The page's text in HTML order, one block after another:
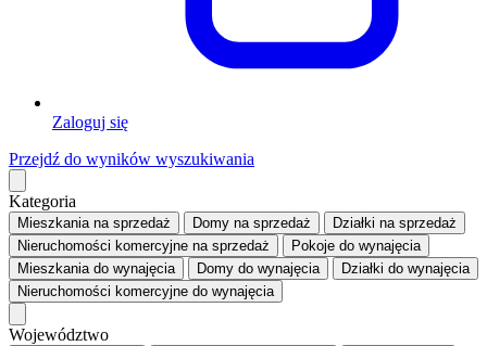
Zaloguj się
Przejdź do wyników wyszukiwania
Kategoria
Mieszkaniana sprzedaż Domy na sprzedaż Działki na sprzedaż
Nieruchomości komercyjne na sprzedaż Pokoje do wynajęcia
Mieszkaniado wynajęcia Domy do wynajęcia Działki do wynajęcia
Nieruchomości komercyjne do wynajęcia
Województwo